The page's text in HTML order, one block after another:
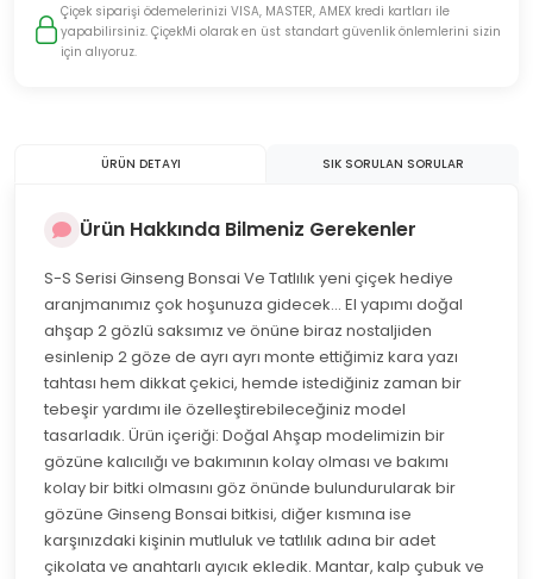
Çiçek siparişi ödemelerinizi VISA, MASTER, AMEX kredi kartları ile
yapabilirsiniz. ÇiçekMi olarak en üst standart güvenlik önlemlerini sizin
için alıyoruz.
ÜRÜN DETAYI SIK SORULAN SORULAR
Ürün Hakkında Bilmeniz Gerekenler
S-S Serisi Ginseng Bonsai Ve Tatlılık yeni çiçek hediye
aranjmanımız çok hoşunuza gidecek... El yapımı doğal
ahşap 2 gözlü saksımız ve önüne biraz nostaljiden
esinlenip 2 göze de ayrı ayrı monte ettiğimiz kara yazı
tahtası hem dikkat çekici, hemde istediğiniz zaman bir
tebeşir yardımı ile özelleştirebileceğiniz model
tasarladık. Ürün içeriği: Doğal Ahşap modelimizin bir
gözüne kalıcılığı ve bakımının kolay olması ve bakımı
kolay bir bitki olmasını göz önünde bulundurularak bir
gözüne Ginseng Bonsai bitkisi, diğer kısmına ise
karşınızdaki kişinin mutluluk ve tatlılık adına bir adet
çikolata ve anahtarlı ayıcık ekledik. Mantar, kalp çubuk ve